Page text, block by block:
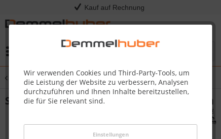
Kauf auf Rechnung
Wir verwenden Cookies und Third-Party-Tools, um
die Leistung der Website zu verbessern, Analysen
durchzuführen und Ihnen Inhalte bereitzustellen,
die für Sie relevant sind.
Einstellungen
Übersicht Elementsauna
Sauna / Infrarotkabine AVA 2,31 x 1,96 m